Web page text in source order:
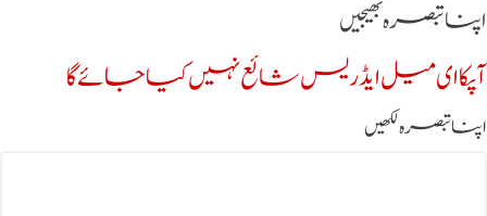
اپنا تبصرہ بھیجیں
آپکا ای میل ایڈریس شائع نہیں کیا جائے گا
اپنا تبصرہ لکھیں